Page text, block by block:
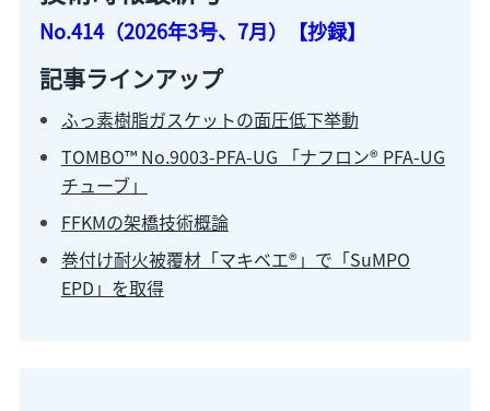
No.414（2026年3号、7月）【抄録】
記事ラインアップ
ふっ素樹脂ガスケットの面圧低下挙動
TOMBO™ No.9003-PFA-UG 「ナフロン® PFA-UG
チューブ」
FFKMの架橋技術概論
巻付け耐火被覆材「マキベエ®」で「SuMPO
EPD」を取得